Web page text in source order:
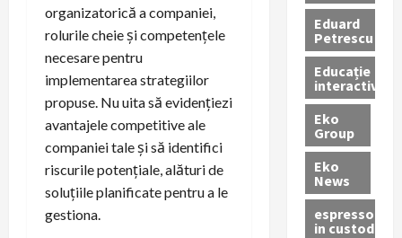
organizatorică a companiei,
rolurile cheie și competențele
necesare pentru
implementarea strategiilor
propuse. Nu uita să evidențiezi
avantajele competitive ale
companiei tale și să identifici
riscurile potențiale, alături de
soluțiile planificate pentru a le
gestiona.
Eduard
Petrescu
Educație
interactivă
Eko
Group
Eko
News
espressoare
in custodie